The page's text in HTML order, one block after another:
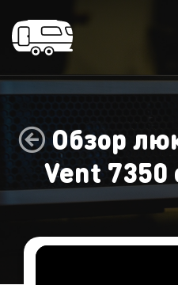
Обзор
Vent 7350